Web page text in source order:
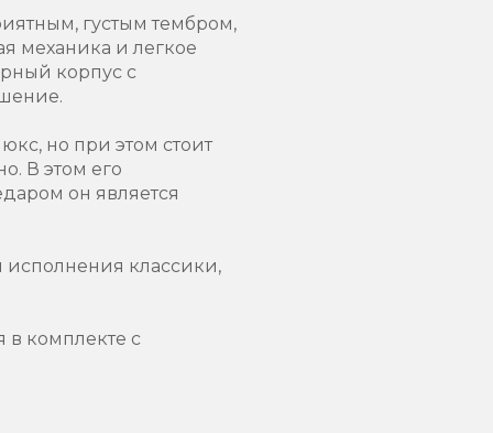
густым тембром,
механика и легкое
корпус с
но при этом стоит
В этом его
он является
исполнения классики,
в комплекте с